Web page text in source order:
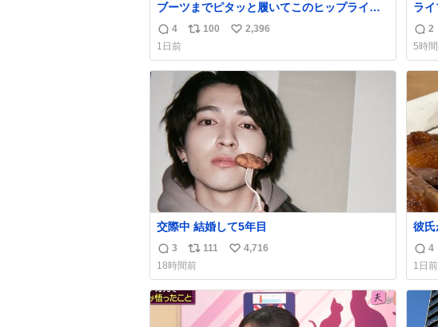
ブーツまでピタッと履いてこのヒップライ
ン…強すぎる。
返
信
数
4
リ
ス
ト
数
100
い
ね
数
2,396
1日前
ラ
る。
返
信
数
2
5時
交際中 結婚して5年目
返
信
数
3
リ
ポ
ス
ト
数
111
い
ね
数
4,716
18時間前
彼氏
想
嬉し
返
信
数
4
1日前